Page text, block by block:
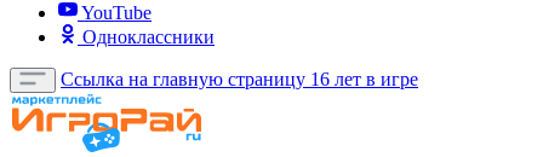
YouTube
Одноклассники
Ссылка на главную страницу 16 лет в игре